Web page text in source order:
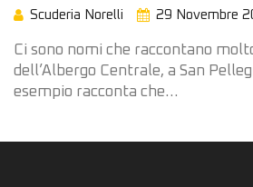
Scuderia Norelli 29 Novembre
Ci sono nomi che raccontano
dell’Albergo Centrale, a San
esempio racconta che…